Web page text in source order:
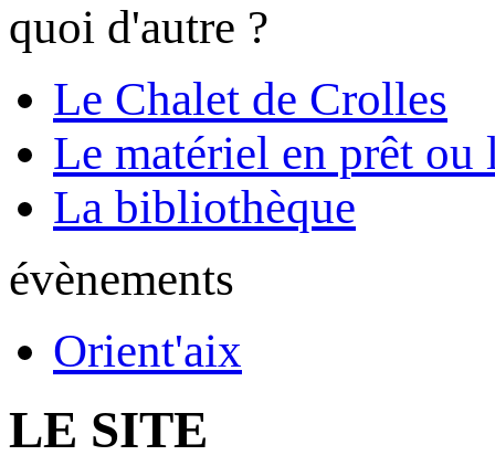
quoi d'autre ?
Le Chalet de Crolles
Le matériel en prêt ou
La bibliothèque
évènements
Orient'aix
LE SITE